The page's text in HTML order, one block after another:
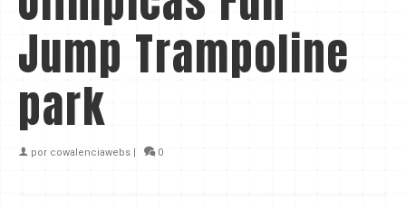
Jump Trampoline
park
por cowalenciawebs | 0